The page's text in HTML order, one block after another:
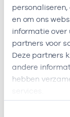
en om ons
informatie over
partners voor
Deze partners
andere
hebben
Naam
Sumatra